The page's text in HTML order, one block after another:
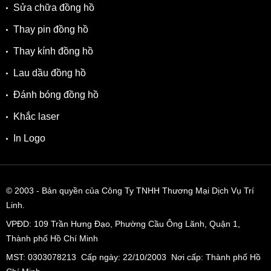
✓ Độ chịu nước 3ATM, hỗ trợ rửa tay, đi mưa nhẹ.
Sửa chữa đồng hồ
Thay pin đồng hồ
Thay kính đồng hồ
Lau dầu đồng hồ
Đánh bóng đồng hồ
Khắc laser
In Logo
© 2003 - Bản quyền của Công Ty TNHH Thương Mại Dịch Vụ Trí
Linh.
VPĐD: 109 Trần Hưng Đạo, Phường Cầu Ông Lãnh, Quận 1,
Thành phố Hồ Chí Minh
MST: 0303078213 Cấp ngày: 22/10/2003 Nơi cấp: Thành phố Hồ